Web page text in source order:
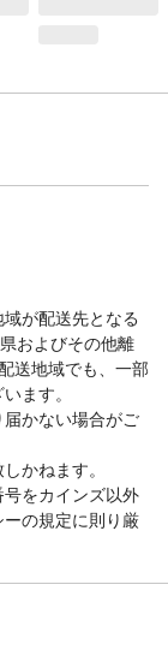
が配送先となる
およびその他離
送地域でも、一部
ます。
かない場合がご
かねます。
をカインズ以外
の規定に則り厳